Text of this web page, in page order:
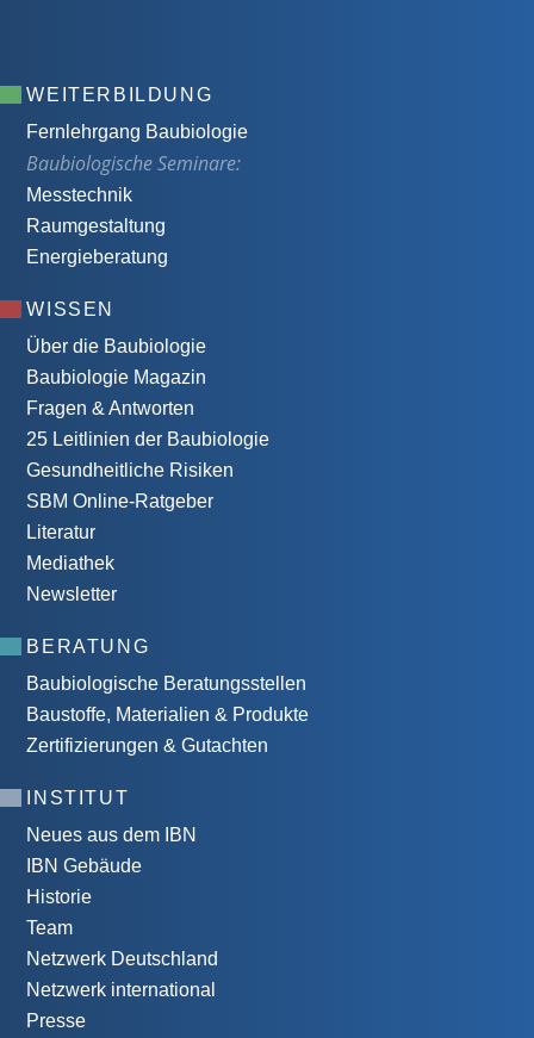
WEITERBILDUNG
Fernlehrgang Baubiologie
Baubiologische Seminare:
Messtechnik
Raumgestaltung
Energieberatung
WISSEN
Über die Baubiologie
Baubiologie Magazin
Fragen & Antworten
25 Leitlinien der Baubiologie
Gesundheitliche Risiken
SBM Online-Ratgeber
Literatur
Mediathek
Newsletter
BERATUNG
Baubiologische Beratungsstellen
Baustoffe, Materialien & Produkte
Zertifizierungen & Gutachten
INSTITUT
Neues aus dem IBN
IBN Gebäude
Historie
Team
Netzwerk Deutschland
Netzwerk international
Presse